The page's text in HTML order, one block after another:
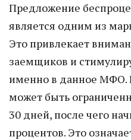
Предложение
является одним из
Это привлекает
заемщиков и
именно в данное МФО.
может быть
30 дней, после чего
процентов. Это